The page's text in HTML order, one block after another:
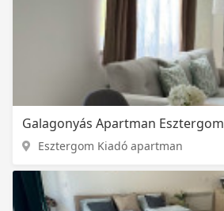
Galagonyás Apartman Esztergom
Esztergom Kiadó apartman